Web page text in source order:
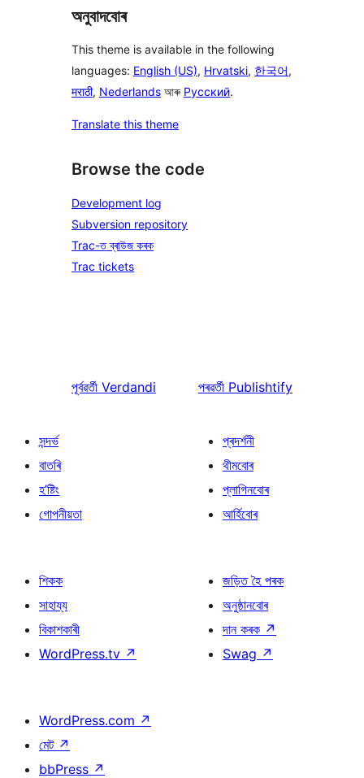
অনুবাদবোৰ
This theme is available in the following
languages: English (US), Hrvatski, 한국어,
मराठी, Nederlands আৰু Русский.
Translate this theme
Browse the code
Development log
Subversion repository
Trac-ত ব্ৰাউজ কৰক
Trac tickets
পূৰ্বৱৰ্তী Verdandi পৰৱৰ্তী Publishtify
সন্দৰ্ভ
বাতৰি
হ’ষ্টিং
গোপনীয়তা
প্ৰদৰ্শনী
থীমবোৰ
প্লাগিনবোৰ
আৰ্হিবোৰ
শিকক
সাহায্য
বিকাশকাৰী
WordPress.tv ↗
জড়িত হৈ পৰক
অনুষ্ঠানবোৰ
দান কৰক ↗
Swag ↗
WordPress.com ↗
মেট ↗
bbPress ↗